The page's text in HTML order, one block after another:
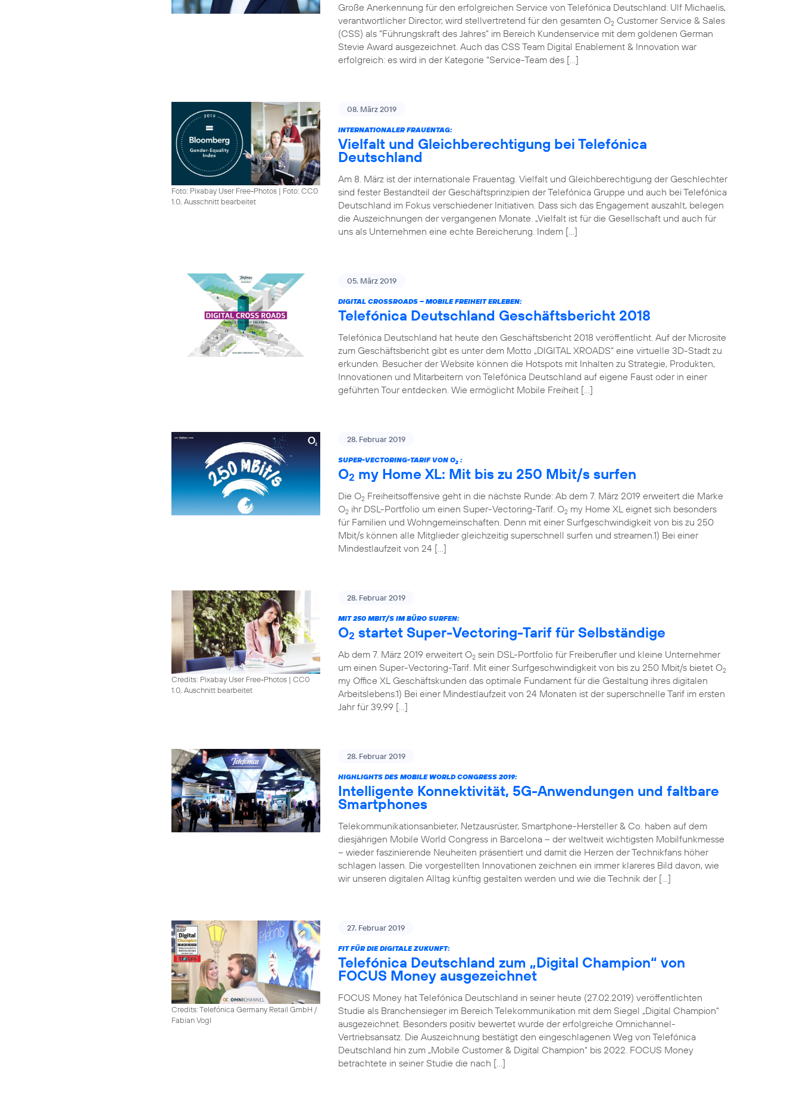
Große Anerkennung für den erfolgreichen Service von Telefónica Deutschland: Ulf Michaelis,
verantwortlicher Director, wird stellvertretend für den gesamten O2 Customer Service & Sales
(CSS) als “Führungskraft des Jahres” im Bereich Kundenservice mit dem goldenen German
Stevie Award ausgezeichnet. Auch das CSS Team Digital Enablement & Innovation war
erfolgreich: es wird in der Kategorie “Service-Team des […]
Foto: Pixabay User Free-Photos | Foto: CC0
1.0, Ausschnitt bearbeitet
08. März 2019
INTERNATIONALER FRAUENTAG:
Vielfalt und Gleichberechtigung bei Telefónica
Deutschland
Am 8. März ist der internationale Frauentag. Vielfalt und Gleichberechtigung der Geschlechter
sind fester Bestandteil der Geschäftsprinzipien der Telefónica Gruppe und auch bei Telefónica
Deutschland im Fokus verschiedener Initiativen. Dass sich das Engagement auszahlt, belegen
die Auszeichnungen der vergangenen Monate. „Vielfalt ist für die Gesellschaft und auch für
uns als Unternehmen eine echte Bereicherung. Indem […]
05. März 2019
DIGITAL CROSSROADS – MOBILE FREIHEIT ERLEBEN:
Telefónica Deutschland Geschäftsbericht 2018
Telefónica Deutschland hat heute den Geschäftsbericht 2018 veröffentlicht. Auf der Microsite
zum Geschäftsbericht gibt es unter dem Motto „DIGITAL XROADS“ eine virtuelle 3D-Stadt zu
erkunden. Besucher der Website können die Hotspots mit Inhalten zu Strategie, Produkten,
Innovationen und Mitarbeitern von Telefónica Deutschland auf eigene Faust oder in einer
geführten Tour entdecken. Wie ermöglicht Mobile Freiheit […]
28. Februar 2019
SUPER-VECTORING-TARIF VON O2 :
O2 my Home XL: Mit bis zu 250 Mbit/s surfen
Die O2 Freiheitsoffensive geht in die nächste Runde: Ab dem 7. März 2019 erweitert die Marke
O2 ihr DSL-Portfolio um einen Super-Vectoring-Tarif. O2 my Home XL eignet sich besonders
für Familien und Wohngemeinschaften. Denn mit einer Surfgeschwindigkeit von bis zu 250
Mbit/s können alle Mitglieder gleichzeitig superschnell surfen und streamen.1) Bei einer
Mindestlaufzeit von 24 […]
Credits: Pixabay User Free-Photos | CC0
1.0, Auschnitt bearbeitet
28. Februar 2019
MIT 250 MBIT/S IM BÜRO SURFEN:
O2 startet Super-Vectoring-Tarif für Selbständige
Ab dem 7. März 2019 erweitert O2 sein DSL-Portfolio für Freiberufler und kleine Unternehmer
um einen Super-Vectoring-Tarif. Mit einer Surfgeschwindigkeit von bis zu 250 Mbit/s bietet O2
my Office XL Geschäftskunden das optimale Fundament für die Gestaltung ihres digitalen
Arbeitslebens.1) Bei einer Mindestlaufzeit von 24 Monaten ist der superschnelle Tarif im ersten
Jahr für 39,99 […]
28. Februar 2019
HIGHLIGHTS DES MOBILE WORLD CONGRESS 2019:
Intelligente Konnektivität, 5G-Anwendungen und faltbare
Smartphones
Telekommunikationsanbieter, Netzausrüster, Smartphone-Hersteller & Co. haben auf dem
diesjährigen Mobile World Congress in Barcelona – der weltweit wichtigsten Mobilfunkmesse
– wieder faszinierende Neuheiten präsentiert und damit die Herzen der Technikfans höher
schlagen lassen. Die vorgestellten Innovationen zeichnen ein immer klareres Bild davon, wie
wir unseren digitalen Alltag künftig gestalten werden und wie die Technik der […]
Credits: Telefónica Germany Retail GmbH /
Fabian Vogl
27. Februar 2019
FIT FÜR DIE DIGITALE ZUKUNFT:
Telefónica Deutschland zum „Digital Champion“ von
FOCUS Money ausgezeichnet
FOCUS Money hat Telefónica Deutschland in seiner heute (27.02.2019) veröffentlichten
Studie als Branchensieger im Bereich Telekommunikation mit dem Siegel „Digital Champion“
ausgezeichnet. Besonders positiv bewertet wurde der erfolgreiche Omnichannel-
Vertriebsansatz. Die Auszeichnung bestätigt den eingeschlagenen Weg von Telefónica
Deutschland hin zum „Mobile Customer & Digital Champion“ bis 2022. FOCUS Money
betrachtete in seiner Studie die nach […]